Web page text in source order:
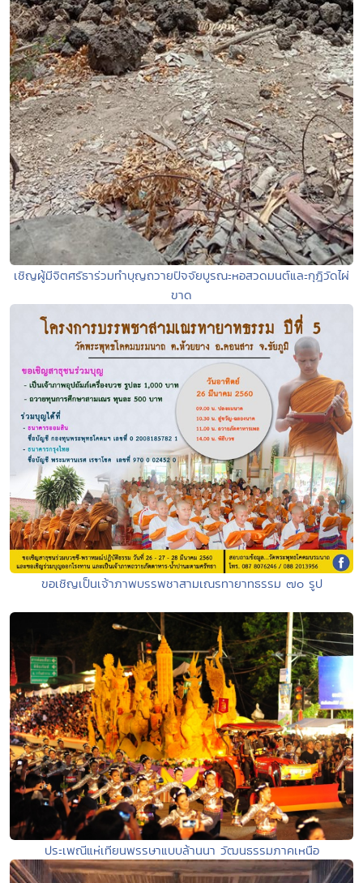
เชิญผู้มีจิตศรัธาร่วมทำบุญถวายปัจจัยบูรณะหอสวดมนต์และกุฎิวัดไผ่
ขาด
ขอเชิญเป็นเจ้าภาพบรรพชาสามเณรทายาทธรรม ๗๐ รูป
ประเพณีแห่เทียนพรรษาแบบล้านนา วัฒนธรรมภาคเหนือ